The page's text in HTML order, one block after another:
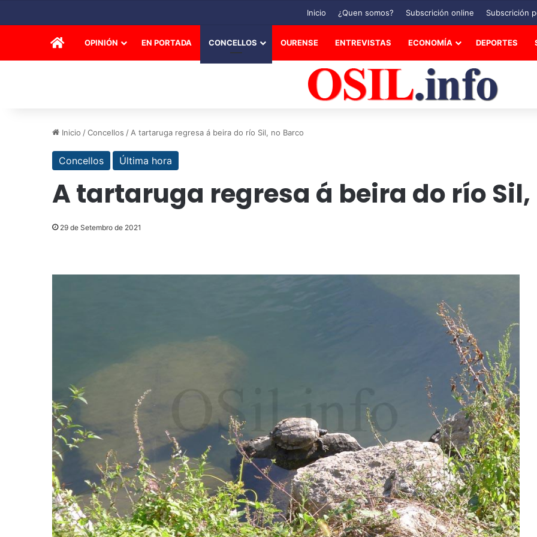
Inicio ¿Quen somos? Subscrición online Subscrición
INICIOOPINIÓN EN PORTADA CONCELLOS OURENSE ENTREVISTAS ECONOMÍA DEPORTES
Inicio /Concellos / A tartaruga regresa á beira do río Sil, no Barco
Concellos Última hora
A tartaruga regresa á beira do río Sil,
29 de Setembro de 2021